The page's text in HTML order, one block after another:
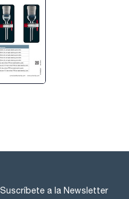
Suscríbete a la Newsletter